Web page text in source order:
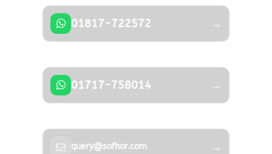
01817-722572 →
01717-758014 →
query@sofhor.com →